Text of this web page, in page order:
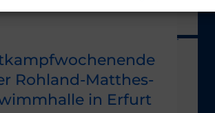
Rohland-Matthes-
in Erfurt